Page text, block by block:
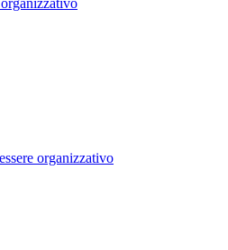
organizzativo
organizzativo